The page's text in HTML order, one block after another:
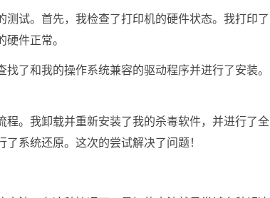
试。首先，我检查了打印机的硬件状态。我打印了
件正常。
了和我的操作系统兼容的驱动程序并进行了安装。
。我卸载并重新安装了我的杀毒软件，并进行了全
系统还原。这次的尝试解决了问题！